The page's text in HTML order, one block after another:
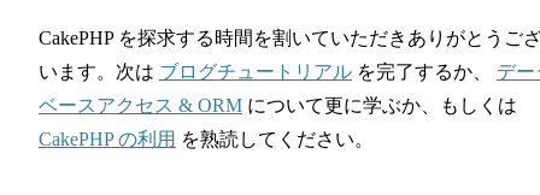
CakePHP を探求する時間を割いていただきありがとうご
います。次は ブログチュートリアル を完了するか、 デー
ベースアクセス & ORM について更に学ぶか、もしくは
CakePHP の利用 を熟読してください。